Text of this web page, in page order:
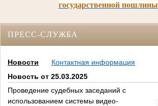
государственной пошлины
ПРЕСС-СЛУЖБА
Новости
Контактная информация
Новость от 25.03.2025
Проведение судебных заседаний с
использованием системы видео-